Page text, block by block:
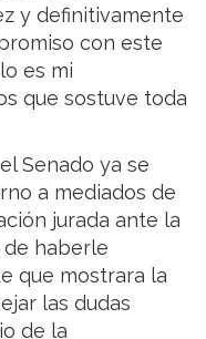
y definitivamente
con este
es mi
que sostuve toda
Senado ya se
a mediados de
jurada ante la
de haberle
que mostrara la
las dudas
de la